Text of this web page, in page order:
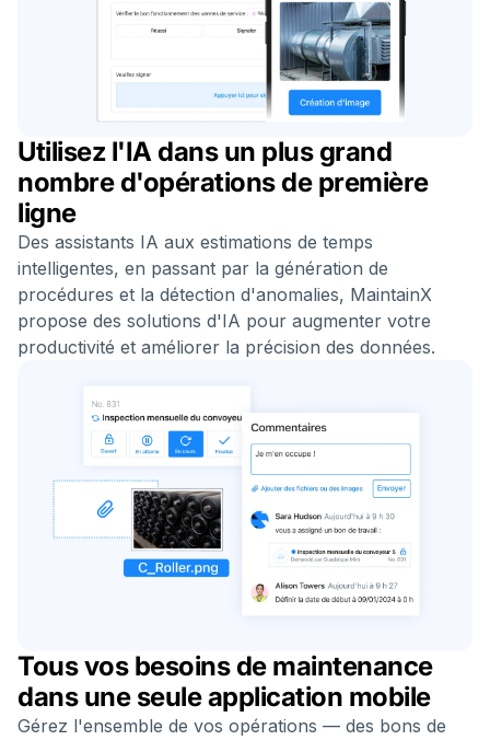
Utilisez l'IA dans un plus grand
nombre d'opérations de première
ligne
Des assistants IA aux estimations de temps
intelligentes, en passant par la génération de
procédures et la détection d'anomalies, MaintainX
propose des solutions d'IA pour augmenter votre
productivité et améliorer la précision des données.
Tous vos besoins de maintenance
dans une seule application mobile
Gérez l'ensemble de vos opérations — des bons de